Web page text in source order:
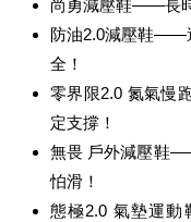
尚勇減壓鞋——長
防油2.0減壓鞋——
全！
零界限2.0 氮氣慢
定支撐！
無畏 戶外減壓鞋
怕滑！
態極2.0 氣墊運